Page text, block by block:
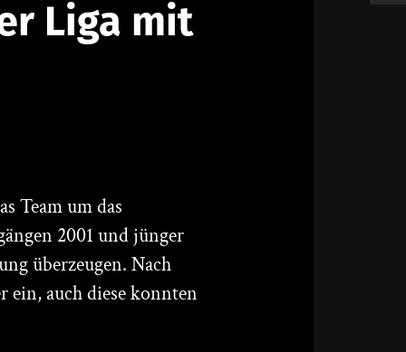
Liga mit
Team um das
2001 und jünger
überzeugen. Nach
ein, auch diese konnten